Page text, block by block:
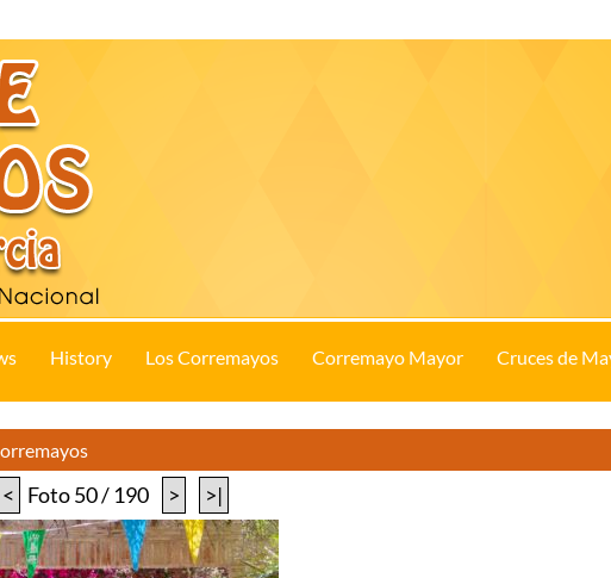
History Los Corremayos Corremayo Mayor Cruces de
< Foto 50 / 190 > >|